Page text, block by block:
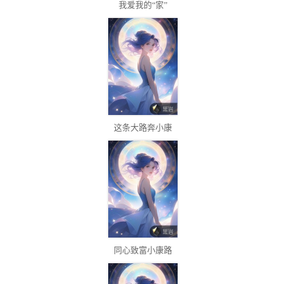
我爱我的“家”
这条大路奔小康
同心致富小康路